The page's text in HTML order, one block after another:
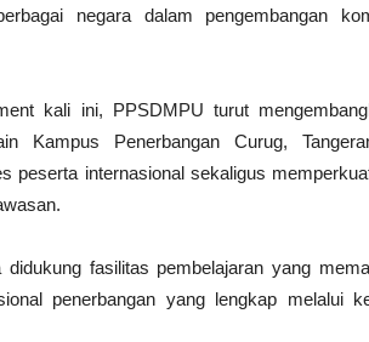
negara dalam pengembangan
kali ini, PPSDMPU turut
Kampus Penerbangan Curug,
peserta internasional sekaligus
didukung fasilitas pembelajaran yang
penerbangan yang lengkap melalui